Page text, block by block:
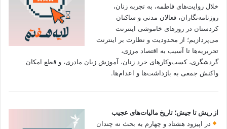
خلال روایت‌های فاطمه، به تجربه زنان،
روزنامه‌نگاران، فعالان مدنی و ساکنان
کردستان در روزهای خاموشی اینترنت
می‌پردازیم؛ از محدودیت و نظارت بر اینترنت
تحریریه‌ها تا آسیب به اقتصاد مرزی،
گردشگری، کسب‌وکارهای خرد زنان، آموزش زبان مادری، و قطع امکان
واکنش جمعی به بازداشت‌ها و اعدام‌ها.
از ریش تا جیش؛ تاریخ مالیات‌های عجیب
در اپیزود هشتاد و چهارم به بحث نه چندان